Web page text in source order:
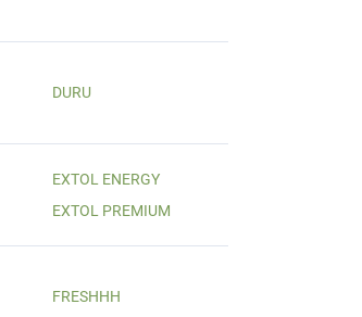
DURU
EXTOL ENERGY
EXTOL PREMIUM
FRESHHH